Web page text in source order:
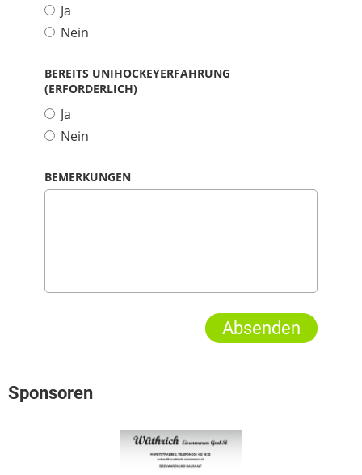
Ja
Nein
BEREITS UNIHOCKEYERFAHRUNG
(ERFORDERLICH)
Ja
Nein
BEMERKUNGEN
Sponsoren